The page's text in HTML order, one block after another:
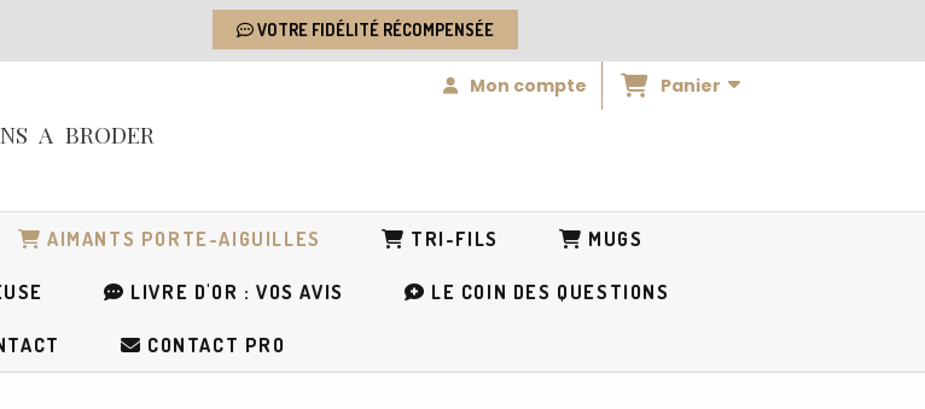
VOTRE FIDÉLITÉ RÉCOMPENSÉE
A BRODER
Mon compte Panier
AIMANTS PORTE-AIGUILLES TRI-FILS MUGS
LIVRE D'OR : VOS AVIS LE COIN DES QUESTIONS
CONTACT PRO